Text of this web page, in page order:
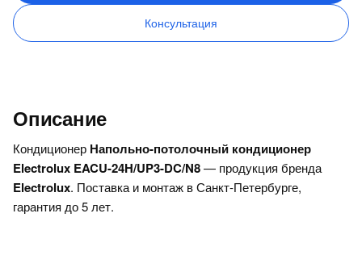
Консультация
Описание
Кондиционер Напольно-потолочный кондиционер
Electrolux EACU-24H/UP3-DC/N8— продукция бренда
Electrolux. Поставка и монтаж в Санкт-Петербурге,
гарантия до 5 лет.